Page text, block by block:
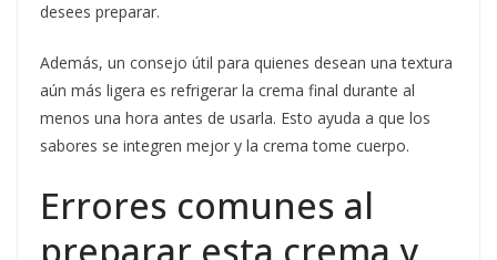
desees preparar.
Además, un consejo útil para quienes desean una textura
aún más ligera es refrigerar la crema final durante al
menos una hora antes de usarla. Esto ayuda a que los
sabores se integren mejor y la crema tome cuerpo.
Errores comunes al